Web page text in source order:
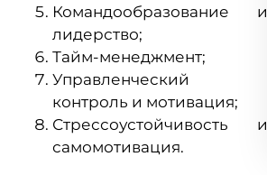
Командообразование и
лидерство;
Тайм-менеджмент;
Управленческий
контроль и мотивация;
Стрессоустойчивость и
самомотивация.